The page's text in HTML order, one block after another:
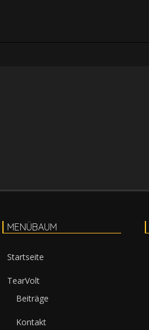
MENÜBAUM
Startseite
TearVolt
Beiträge
Kontakt